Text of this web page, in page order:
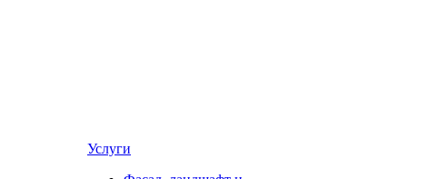
Услуги